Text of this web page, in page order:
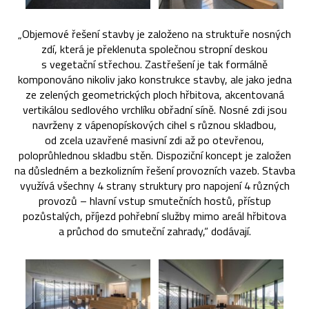
„Objemové řešení stavby je založeno na struktuře nosných
zdí, která je překlenuta společnou stropní deskou
s vegetační střechou. Zastřešení je tak formálně
komponováno nikoliv jako konstrukce stavby, ale jako jedna
ze zelených geometrických ploch hřbitova, akcentovaná
vertikálou sedlového vrchlíku obřadní síně. Nosné zdi jsou
navrženy z vápenopískových cihel s různou skladbou,
od zcela uzavřené masivní zdi až po otevřenou,
poloprůhlednou skladbu stěn. Dispoziční koncept je založen
na důsledném a bezkolizním řešení provozních vazeb. Stavba
využívá všechny 4 strany struktury pro napojení 4 různých
provozů – hlavní vstup smutečních hostů, přístup
pozůstalých, příjezd pohřební služby mimo areál hřbitova
a průchod do smuteční zahrady,“ dodávají.